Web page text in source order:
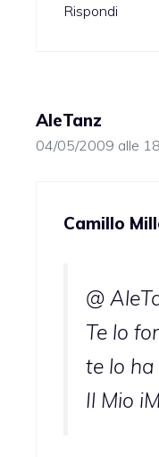
Rispondi
AleTanz
04/05/2009 alle
Camillo
@
Te lo
te lo
Il Mio